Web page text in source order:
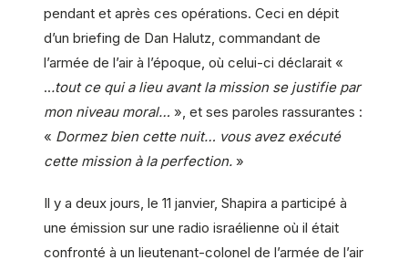
pendant et après ces opérations. Ceci en dépit
d’un briefing de Dan Halutz, commandant de
l’armée de l’air à l’époque, où celui-ci déclarait «
...tout ce qui a lieu avant la mission se justifie par
mon niveau moral… », et ses paroles rassurantes :
« Dormez bien cette nuit… vous avez exécuté
cette mission à la perfection. »
Il y a deux jours, le 11 janvier, Shapira a participé à
une émission sur une radio israélienne où il était
confronté à un lieutenant-colonel de l’armée de l’air